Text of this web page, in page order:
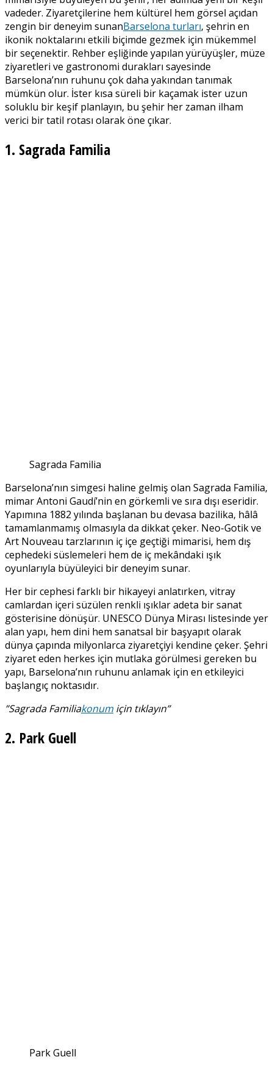
vadeder. Ziyaretçilerine hem kültürel hem görsel açıdan
zengin bir deneyim sunanBarselona turları, şehrin en
ikonik noktalarını etkili biçimde gezmek için mükemmel
bir seçenektir. Rehber eşliğinde yapılan yürüyüşler, müze
ziyaretleri ve gastronomi durakları sayesinde
Barselona’nın ruhunu çok daha yakından tanımak
mümkün olur. İster kısa süreli bir kaçamak ister uzun
soluklu bir keşif planlayın, bu şehir her zaman ilham
verici bir tatil rotası olarak öne çıkar.
1. Sagrada Familia
Sagrada Familia
Barselona’nın simgesi haline gelmiş olan Sagrada Familia,
mimar Antoni Gaudí’nin en görkemli ve sıra dışı eseridir.
Yapımına 1882 yılında başlanan bu devasa bazilika, hâlâ
tamamlanmamış olmasıyla da dikkat çeker. Neo-Gotik ve
Art Nouveau tarzlarının iç içe geçtiği mimarisi, hem dış
cephedeki süslemeleri hem de iç mekândaki ışık
oyunlarıyla büyüleyici bir deneyim sunar.
Her bir cephesi farklı bir hikayeyi anlatırken, vitray
camlardan içeri süzülen renkli ışıklar adeta bir sanat
gösterisine dönüşür. UNESCO Dünya Mirası listesinde yer
alan yapı, hem dini hem sanatsal bir başyapıt olarak
dünya çapında milyonlarca ziyaretçiyi kendine çeker. Şehri
ziyaret eden herkes için mutlaka görülmesi gereken bu
yapı, Barselona’nın ruhunu anlamak için en etkileyici
başlangıç noktasıdır.
”Sagrada Familiakonum için tıklayın”
2. Park Guell
Park Guell